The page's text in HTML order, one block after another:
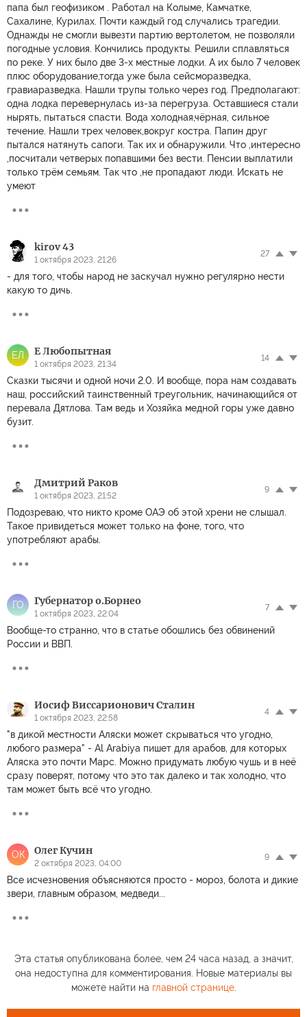
папа был геофизиком . Работал на Колыме, Камчатке,
Сахалине, Курилах. Почти каждый год случались трагедии.
Однажды не смогли вывезти партию вертолетом, не позволяли
погодные условия. Кончились продукты. Решили сплавляться
по реке. У них было две 3-х местные лодки. А их было 7 человек
плюс оборудование,тогда уже была сейсморазведка,
гравиаразведка. Нашли трупы только через год. Предполагают:
одна лодка перевернулась из-за перегруза. Оставшиеся стали
нырять, пытаться спасти. Вода холодная,чёрная, сильное
течение. Нашли трех человек,вокруг костра. Папин друг
пытался натянуть сапоги. Так их и обнаружили. Что ,интересно
,посчитали четверых попавшими без вести. Пенсии выплатили
только трём семьям. Так что ,не пропадают люди. Искать не
умеют
kirov 43
1 октября 2023, 21:26
27
- для того, чтобы народ не заскучал нужно регулярно нести
какую то дичь.
ЕЛ Е Любопытная
1 октября 2023, 21:34
14
Сказки тысячи и одной ночи 2.0. И вообще, пора нам создавать
наш, российский таинственный треугольник, начинающийся от
перевала Дятлова. Там ведь и Хозяйка медной горы уже давно
бузит.
Дмитрий Раков
1 октября 2023, 21:52
9
Подозреваю, что никто кроме ОАЭ об этой хрени не слышал.
Такое привидеться может только на фоне, того, что
употребляют арабы.
ГО Губернатор о.Борнео
1 октября 2023, 22:04
7
Вообще-то странно, что в статье обошлись без обвинений
России и ВВП.
Иосиф Виссарионович Сталин
1 октября 2023, 22:58
4
"в дикой местности Аляски может скрываться что угодно,
любого размера" - Al Arabiya пишет для арабов, для которых
Аляска это почти Марс. Можно придумать любую чушь и в неё
сразу поверят, потому что это так далеко и так холодно, что
там может быть всё что угодно.
ОК Олег Кучин
2 октября 2023, 04:00
9
Все исчезновения объясняются просто - мороз, болота и дикие
звери, главным образом, медведи...
Эта статья опубликована более, чем 24 часа назад, а значит,
она недоступна для комментирования. Новые материалы вы
можете найти на главной странице.